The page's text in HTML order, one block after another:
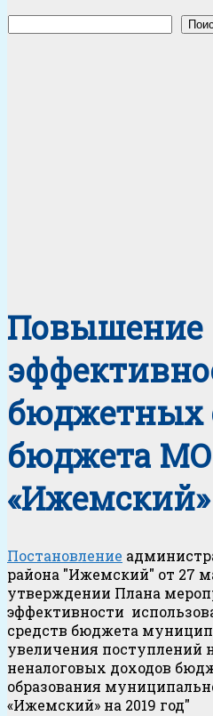
Повышение
бюджетных
бюджета
«Ижемский»
Постановление
района "Ижемский" от 27
утверждении Плана
эффективности
средств бюджета
увеличения поступлений
неналоговых доходов
образования
«Ижемский» на 2019 год"